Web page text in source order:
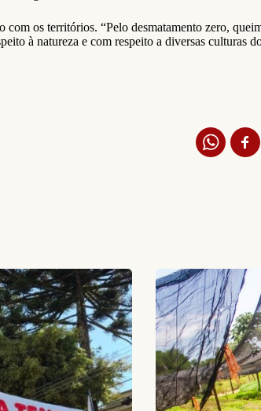
os territórios. “Pelo desmatamento zero,
à natureza e com respeito a diversas culturas